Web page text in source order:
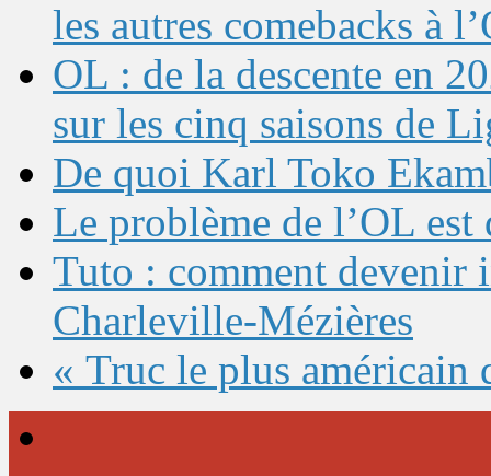
les autres comebacks à
OL : de la descente en
sur les cinq saisons de
De quoi Karl Toko
Le problème de l’OL
Tuto : comment devenir
Charleville-Mézières
« Truc le plus américain